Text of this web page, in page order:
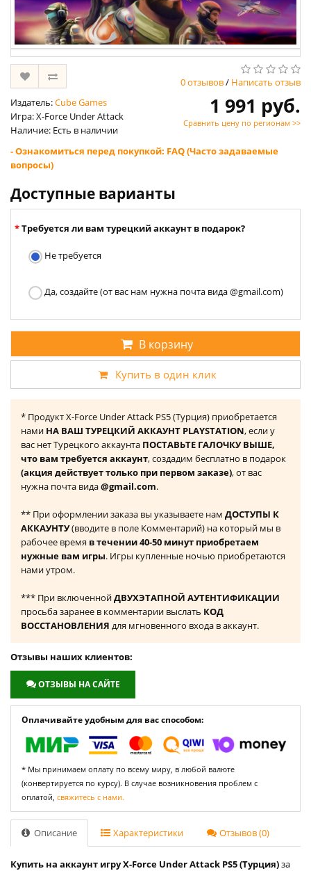
0 отзывов/ Написать отзыв
Издатель:Cube Games
Игра: X-Force Under Attack
Наличие: Есть в наличии
1 991 руб.
Сравнить цену по регионам >>
- Ознакомиться перед покупкой: FAQ (Часто задаваемые
вопросы)
Доступные варианты
Требуется ли вам турецкий аккаунт в подарок?
Не требуется
Да, создайте (от вас нам нужна почта вида @gmail.com)
В корзину
Купить в один клик
* Продукт X-Force Under Attack PS5 (Турция) приобретается
нами НА ВАШ ТУРЕЦКИЙ АККАУНТ PLAYSTATION, если у
вас нет Турецкого аккаунта ПОСТАВЬТЕ ГАЛОЧКУ ВЫШЕ,
что вам требуется аккаунт, создадим бесплатно в подарок
(акция действует только при первом заказе), от вас
нужна почта вида@gmail.com.
** При оформлении заказа вы указываете нам ДОСТУПЫ К
АККАУНТУ(вводите в поле Комментарий) на который мы в
рабочее время в течении 40-50 минут приобретаем
нужные вам игры. Игры купленные ночью приобретаются
нами утром.
*** При включеннойДВУХЭТАПНОЙ АУТЕНТИФИКАЦИИ
просьба заранее в комментарии выслать КОД
ВОССТАНОВЛЕНИЯ для мгновенного входа в аккаунт.
Отзывы наших клиентов:
ОТЗЫВЫ НА САЙТЕ
Оплачивайте удобным для вас способом:
* Мы принимаем оплату по всему миру, в любой валюте
(конвертируется по курсу). В случае возникновения проблем с
оплатой, свяжитесь с нами.
Описание Характеристики Отзывов (0)
Купить на аккаунт игру X-Force Under Attack PS5 (Турция)за